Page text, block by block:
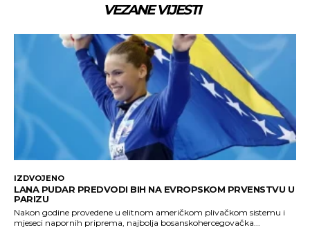
VEZANE VIJESTI
IZDVOJENO
LANA PUDAR PREDVODI BIH NA EVROPSKOM PRVENSTVU U
PARIZU
Nakon godine provedene u elitnom američkom plivačkom sistemu i
mjeseci napornih priprema, najbolja bosanskohercegovačka...